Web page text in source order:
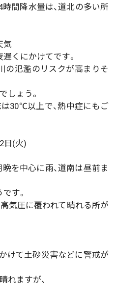
間降水量は、道北の多い所
気
くにかけてです。
氾濫のリスクが高まりそ
しょう。
30℃以上で、熱中症にもご
日(火)
を中心に雨、道南は昼前ま
す。
気圧に覆われて晴れる所が
けて土砂災害などに警戒が
れますが、